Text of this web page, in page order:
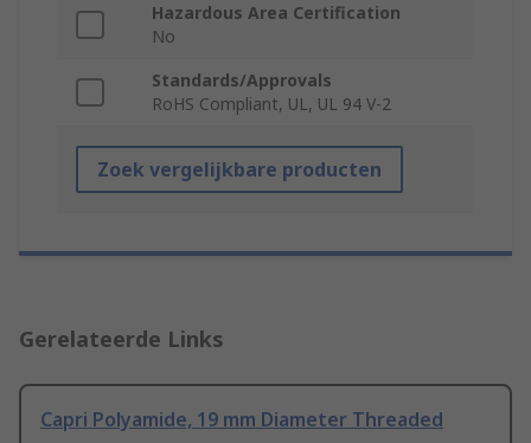
Hazardous Area Certification
No
Standards/Approvals
RoHS Compliant, UL, UL 94 V-2
Zoek vergelijkbare producten
Gerelateerde Links
Capri Polyamide, 19 mm Diameter Threaded